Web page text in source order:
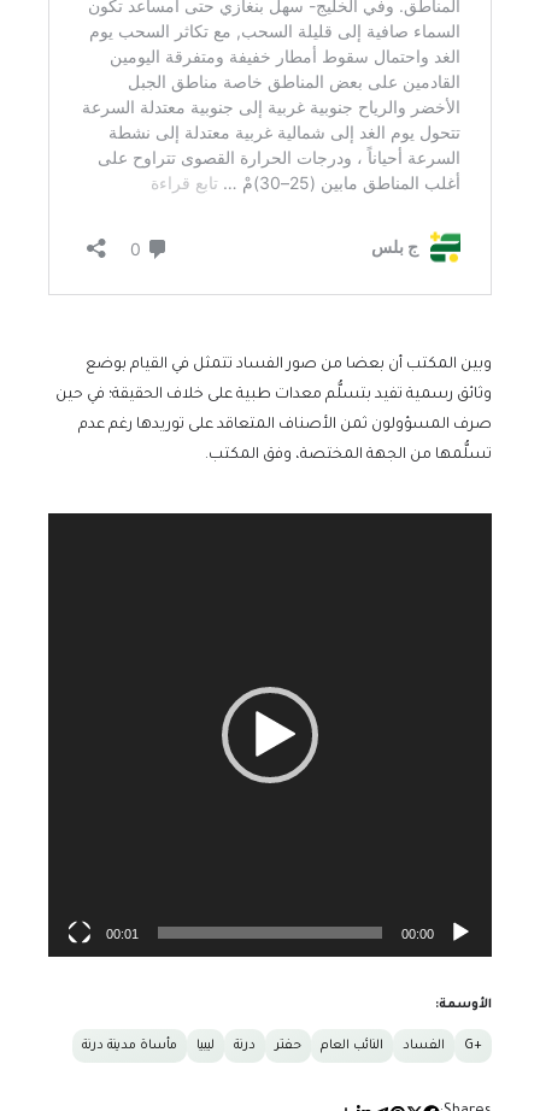
وبين المكتب أن بعضا من صور الفساد تتمثل في القيام بوضع
وثائق رسمية تفيد بتسلُّم معدات طبية على خلاف الحقيقة؛ في حين
صرف المسؤولون ثمن الأصناف المتعاقد على توريدها رغم عدم
تسلُّمها من الجهة المختصة، وفق المكتب.
00:00
00:01
الأوسمة:
+G الفساد النائب العام حفتر درنة ليبيا مأساة مدينة درنة